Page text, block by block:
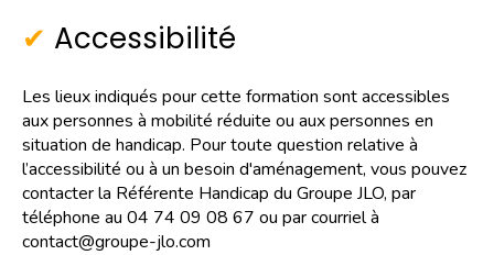
Accessibilité
Les lieux indiqués pour cette formation sont accessibles
aux personnes à mobilité réduite ou aux personnes en
situation de handicap. Pour toute question relative à
l’accessibilité ou à un besoin d'aménagement, vous pouvez
contacter la Référente Handicap du Groupe JLO, par
téléphone au 04 74 09 08 67 ou par courriel à
contact@groupe-jlo.com